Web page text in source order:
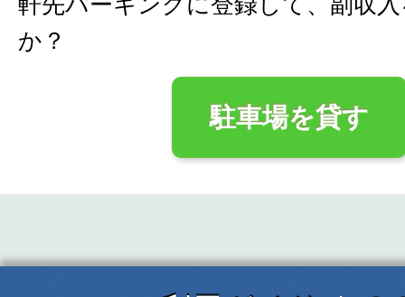
か？
駐車場を貸す